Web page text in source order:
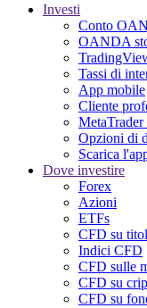
Investi
Conto
OANDA
Tassi di
App mobile
Cliente
MetaTrader
Opzioni di
Scarica
Dove investire
Forex
Azioni
ETFs
CFD su
Indici CFD
CFD sulle
CFD su
CFD su